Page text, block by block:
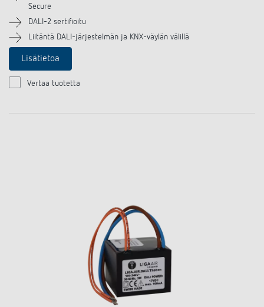
Secure
DALI-2 sertifioitu
Liitäntä DALI-järjestelmän ja KNX-väylän välillä
Lisätietoa
Vertaa tuotetta